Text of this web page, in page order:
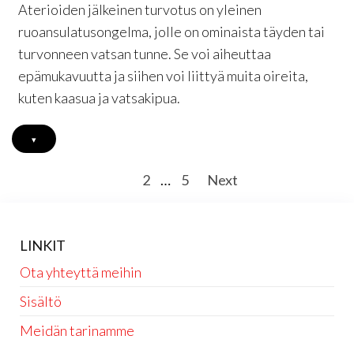
Aterioiden jälkeinen turvotus on yleinen
ruoansulatusongelma, jolle on ominaista täyden tai
turvonneen vatsan tunne. Se voi aiheuttaa
epämukavuutta ja siihen voi liittyä muita oireita,
kuten kaasua ja vatsakipua.
▾
2 … 5 Next
LINKIT
Ota yhteyttä meihin
Sisältö
Meidän tarinamme